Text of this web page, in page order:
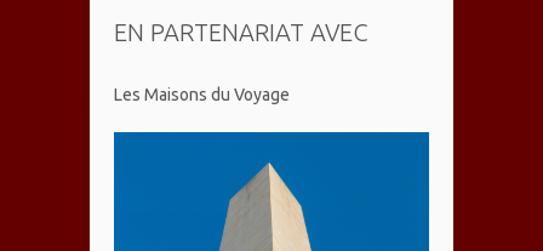
EN PARTENARIAT AVEC
Les Maisons du Voyage